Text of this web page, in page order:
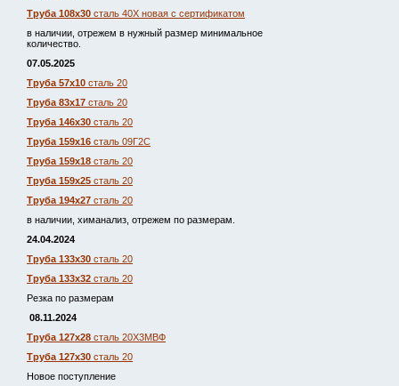
Труба 108х30 сталь 40Х новая с сертификатом
в наличии, отрежем в нужный размер минимальное
количество.
07.05.2025
Труба 57х10 сталь 20
Труба 83х17 сталь 20
Труба 146х30 сталь 20
Труба 159х16 сталь 09Г2С
Труба 159х18 сталь 20
Труба 159х25 сталь 20
Труба 194х27 сталь 20
в наличии, химанализ, отрежем по размерам.
24.04.2024
Труба 133х30 сталь 20
Труба 133х32 сталь 20
Резка по размерам
08.11.2024
Труба 127х28 сталь 20Х3МВФ
Труба 127х30 сталь 20
Новое поступление